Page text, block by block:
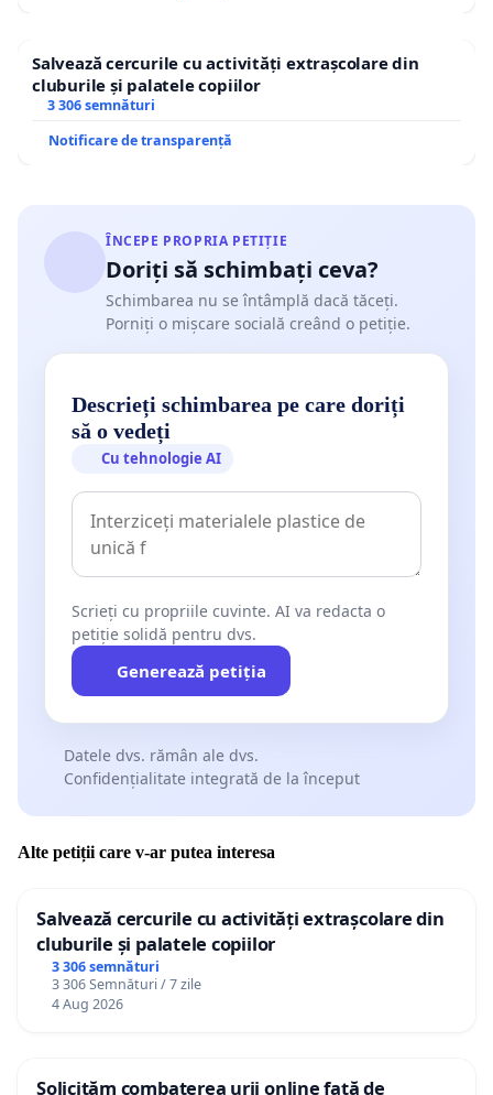
Salvează cercurile cu activități extrașcolare din
cluburile și palatele copiilor
3 306 semnături
Notificare de transparență
ÎNCEPE PROPRIA PETIȚIE
Doriți să schimbați ceva?
Schimbarea nu se întâmplă dacă tăceți.
Porniți o mișcare socială creând o petiție.
Descrieți schimbarea pe care doriți
să o vedeți
Cu tehnologie AI
Scrieți cu propriile cuvinte. AI va redacta o
petiție solidă pentru dvs.
Generează petiția
Datele dvs. rămân ale dvs.
Confidențialitate integrată de la început
Alte petiții care v-ar putea interesa
Salvează cercurile cu activități extrașcolare din
cluburile și palatele copiilor
3 306 semnături
3 306 Semnături / 7 zile
4 Aug 2026
Solicităm combaterea urii online față de